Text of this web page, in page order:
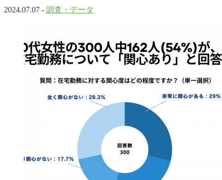
2024.07.07 - 調査・データ